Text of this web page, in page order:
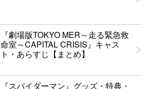
『劇場版TOKYO MER～走る緊急救
命室～CAPITAL CRISIS』キャス
ト・あらすじ【まとめ】
『スパイダーマン』グッズ・特典・